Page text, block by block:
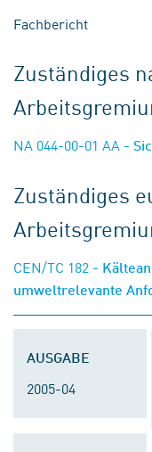
Fachbericht
Zuständiges
NA 044-00-01 AA -
Zuständiges
CEN/TC 182 -
umweltrelevante
AUSGABE
2005-04